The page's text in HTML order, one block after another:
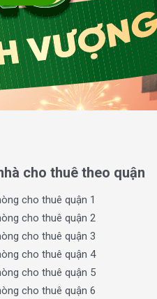
cho thuê theo quận
cho thuê quận 1
cho thuê quận 2
cho thuê quận 3
cho thuê quận 4
cho thuê quận 5
cho thuê quận 6